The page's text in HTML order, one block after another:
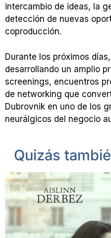
intercambio de ideas, la
detección de nuevas
coproducción.
Durante los próximos
desarrollando un amplio
screenings, encuentros
de networking que
Dubrovnik en uno de los
neurálgicos del negocio
Quizás